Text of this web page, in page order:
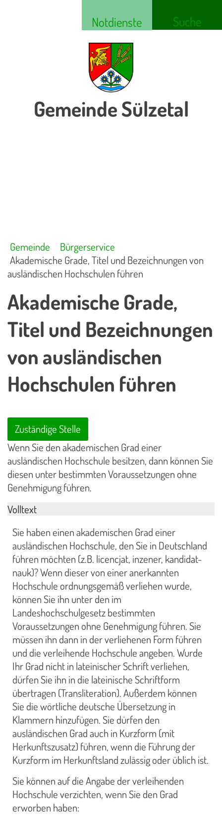
Notdienste Suche
Gemeinde Sülzetal
Gemeinde
Bürgerservice
Akademische Grade, Titel und Bezeichnungen von
ausländischen Hochschulen führen
Akademische Grade,
Titel und Bezeichnungen
von ausländischen
Hochschulen führen
Zuständige Stelle
Wenn Sie den akademischen Grad einer
ausländischen Hochschule besitzen, dann können Sie
diesen unter bestimmten Voraussetzungen ohne
Genehmigung führen.
Volltext
Sie haben einen akademischen Grad einer
ausländischen Hochschule, den Sie in Deutschland
führen möchten (z.B. licencjat, inzener, kandidat-
nauk)? Wenn dieser von einer anerkannten
Hochschule ordnungsgemäß verliehen wurde,
können Sie ihn unter den im
Landeshochschulgesetz bestimmten
Voraussetzungen ohne Genehmigung führen. Sie
müssen ihn dann in der verliehenen Form führen
und die verleihende Hochschule angeben. Wurde
Ihr Grad nicht in lateinischer Schrift verliehen,
dürfen Sie ihn in die lateinische Schriftform
übertragen (Transliteration). Außerdem können
Sie die wörtliche deutsche Übersetzung in
Klammern hinzufügen. Sie dürfen den
ausländischen Grad auch in Kurzform (mit
Herkunftszusatz) führen, wenn die Führung der
Kurzform im Herkunftsland zulässig oder üblich ist.
Sie können auf die Angabe der verleihenden
Hochschule verzichten, wenn Sie den Grad
erworben haben: